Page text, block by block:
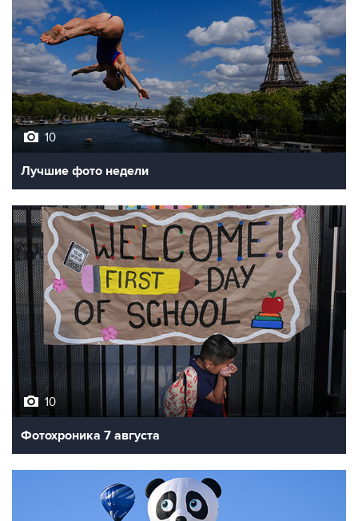
10
Лучшие фото недели
10
Фотохроника 7 августа